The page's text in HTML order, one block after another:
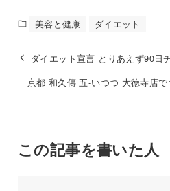
美容と健康 ダイエット
ダイエット宣言 とりあえず90日
京都 和久傳 五-いつつ 大徳寺店
この記事を書いた人